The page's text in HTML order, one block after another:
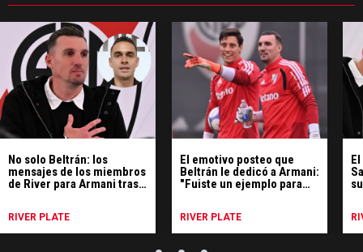
No solo Beltrán: los
mensajes de los miembros
de River para Armani tras
RIVER PLATE
El emotivo posteo que
Beltrán le dedicó a Armani:
"Fuiste un ejemplo para
RIVER PLATE